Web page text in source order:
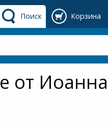
Поиск Корзина
от Иоанна